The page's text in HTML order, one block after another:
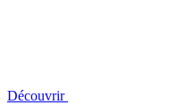
Découvrir